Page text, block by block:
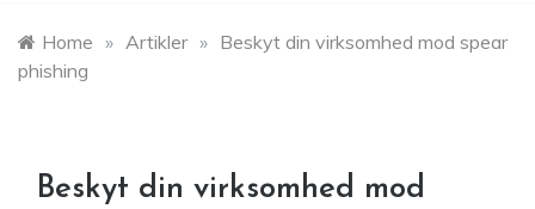
Home » Artikler » Beskyt din virksomhed mod spear
phishing
Beskyt din virksomhed mod